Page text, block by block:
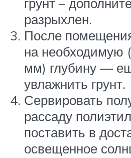
разрыхлен.
После
на необходимую
мм) глубину —
увлажнить грунт.
Сервировать
рассаду
поставить в
освещенное